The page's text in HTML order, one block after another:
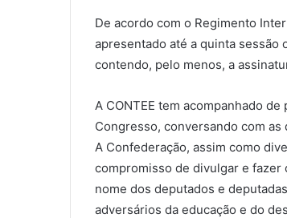
De acordo com o Regimento
apresentado até a quinta sessão
contendo, pelo menos, a
A CONTEE tem acompanhado
Congresso, conversando com
A Confederação, assim como
compromisso de divulgar e fazer
nome dos deputados e
adversários da educação e do